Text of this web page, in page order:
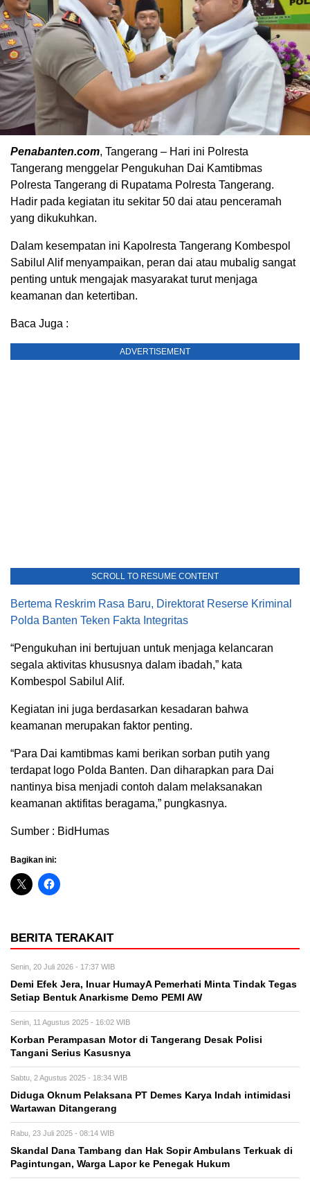
Penabanten.com, Tangerang – Hari ini Polresta
Tangerang menggelar Pengukuhan Dai Kamtibmas
Polresta Tangerang di Rupatama Polresta Tangerang.
Hadir pada kegiatan itu sekitar 50 dai atau penceramah
yang dikukuhkan.
Dalam kesempatan ini Kapolresta Tangerang Kombespol
Sabilul Alif menyampaikan, peran dai atau mubalig sangat
penting untuk mengajak masyarakat turut menjaga
keamanan dan ketertiban.
Baca Juga :
ADVERTISEMENT
SCROLL TO RESUME CONTENT
Bertema Reskrim Rasa Baru, Direktorat Reserse Kriminal
Polda Banten Teken Fakta Integritas
“Pengukuhan ini bertujuan untuk menjaga kelancaran
segala aktivitas khususnya dalam ibadah,” kata
Kombespol Sabilul Alif.
Kegiatan ini juga berdasarkan kesadaran bahwa
keamanan merupakan faktor penting.
“Para Dai kamtibmas kami berikan sorban putih yang
terdapat logo Polda Banten. Dan diharapkan para Dai
nantinya bisa menjadi contoh dalam melaksanakan
keamanan aktifitas beragama,” pungkasnya.
Sumber : BidHumas
Bagikan ini:
BERITA TERAKAIT
Senin, 20 Juli 2026 - 17:37 WIB
Demi Efek Jera, Inuar HumayA Pemerhati Minta Tindak Tegas
Setiap Bentuk Anarkisme Demo PEMI AW
Senin, 11 Agustus 2025 - 16:02 WIB
Korban Perampasan Motor di Tangerang Desak Polisi
Tangani Serius Kasusnya
Sabtu, 2 Agustus 2025 - 18:34 WIB
Diduga Oknum Pelaksana PT Demes Karya Indah intimidasi
Wartawan Ditangerang
Rabu, 23 Juli 2025 - 08:14 WIB
Skandal Dana Tambang dan Hak Sopir Ambulans Terkuak di
Pagintungan, Warga Lapor ke Penegak Hukum